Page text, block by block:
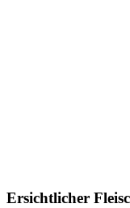
Ersichtlicher